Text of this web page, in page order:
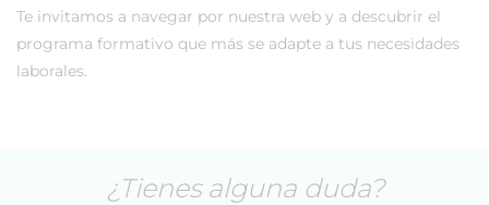
Te invitamos a navegar por nuestra web y a descubrir el
programa formativo que más se adapte a tus necesidades
laborales.
¿Tienes alguna duda?